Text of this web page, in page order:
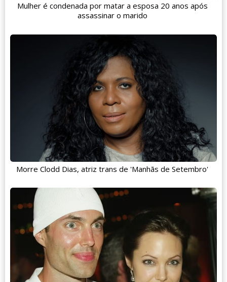
Mulher é condenada por matar a esposa 20 anos após
assassinar o marido
Morre Clodd Dias, atriz trans de 'Manhãs de Setembro'